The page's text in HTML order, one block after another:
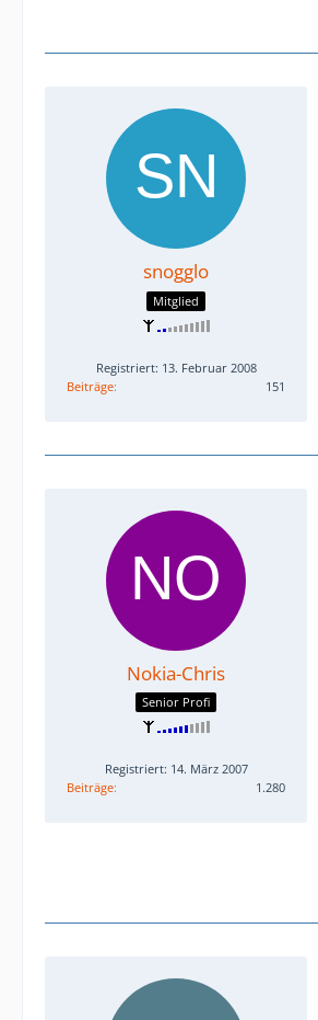
snogglo
Mitglied
Registriert: 13. Februar 2008
Beiträge
151
Nokia-Chris
Senior Profi
Registriert: 14. März 2007
Beiträge
1.280